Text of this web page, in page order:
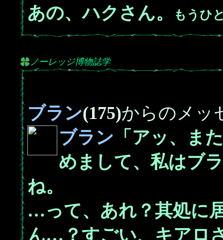
あの、ハクさん。 もうひ
ノーレッジ博物誌学
ブラン(175)からのメッ
ブラン 「アッ、ま
めまして、私はブ
ね。
…って、あれ？其処
ん…？すごい、キアロ